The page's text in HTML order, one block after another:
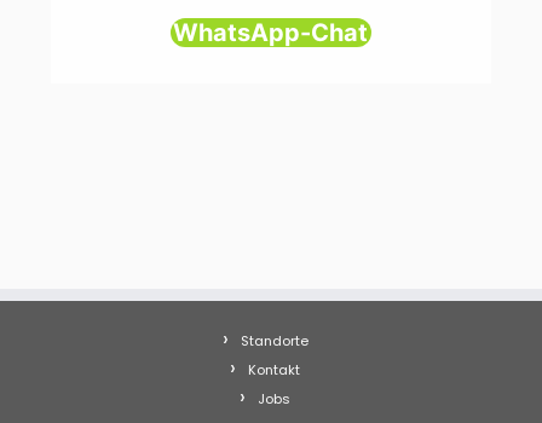
WhatsApp-Chat
Standorte
Kontakt
Jobs